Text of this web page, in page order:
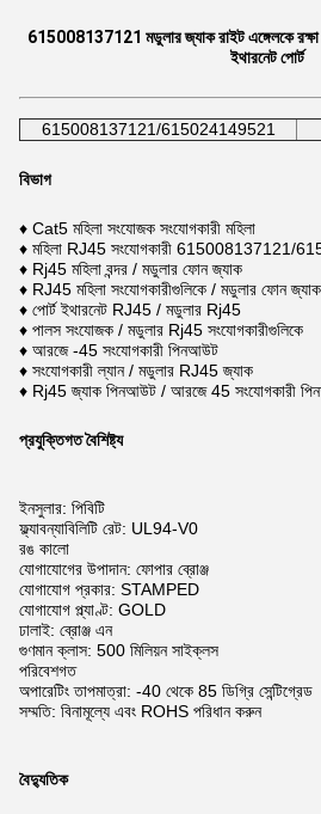
615008137121 মডুলার জ্যাক রাইট এঙ্গেলকে
ইথারনেট পোর্ট
615008137121/615024149521
বিভাগ
♦ Cat5 মহিলা সংযোজক সংযোগকারী মহিলা
♦ মহিলা RJ45 সংযোগকারী 615008137121/
♦ Rj45 মহিলা বন্দর / মডুলার ফোন জ্যাক
♦ RJ45 মহিলা সংযোগকারীগুলিকে / মডুলার ফোন জ্যাক
♦ পোর্ট ইথারনেট RJ45 / মডুলার Rj45
♦ পালস সংযোজক / মডুলার Rj45 সংযোগকারীগুলিকে
♦ আরজে -45 সংযোগকারী পিনআউট
♦ সংযোগকারী ল্যান / মডুলার RJ45 জ্যাক
♦ Rj45 জ্যাক পিনআউট / আরজে 45 সংযোগকারী
প্রযুক্তিগত বৈশিষ্ট্য
ইনসুলার: পিবিটি
ফ্ল্যাবন্যাবিলিটি রেট: UL94-V0
রঙ কালো
যোগাযোগের উপাদান: ফোপার ব্রোঞ্জ
যোগাযোগ প্রকার: STAMPED
যোগাযোগ প্ল্যাণ্ট: GOLD
ঢালাই: ব্রোঞ্জ এন
গুণমান ক্লাস: 500 মিলিয়ন সাইক্লস
পরিবেশগত
অপারেটিং তাপমাত্রা: -40 থেকে 85 ডিগ্রি সেন্টিগ্রেড
সম্মতি: বিনামূল্যে এবং ROHS পরিধান করুন
বৈদ্যুতিক